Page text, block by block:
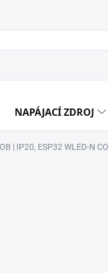
NAPÁJACÍ ZDROJ
| IP20, ESP32 WLED-N